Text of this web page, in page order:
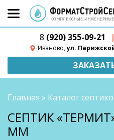
8 (920) 355-09-21 |
Иваново,ул.
Главная » Каталог
СЕПТИК
ММ